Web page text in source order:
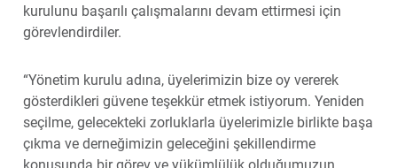
kurulunu başarılı çalışmalarını devam ettirmesi için
görevlendirdiler.
“Yönetim kurulu adına, üyelerimizin bize oy vererek
gösterdikleri güvene teşekkür etmek istiyorum. Yeniden
seçilme, gelecekteki zorluklarla üyelerimizle birlikte başa
çıkma ve derneğimizin geleceğini şekillendirme